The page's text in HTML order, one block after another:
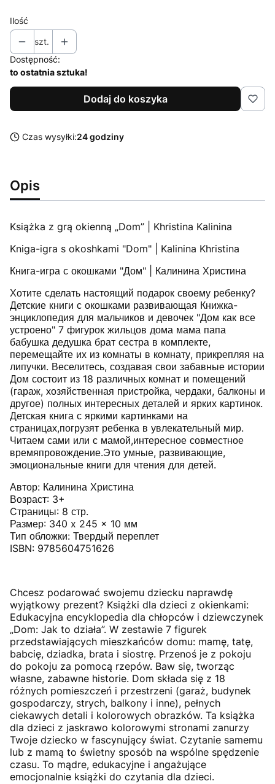
Ilość
szt.
Dostępność:
to ostatnia sztuka!
Dodaj do koszyka
Czas wysyłki:24 godziny
Opis
Książka z grą okienną „Dom” | Khristina Kalinina
Kniga-igra s okoshkami "Dom" | Kalinina Khristina
Книга-игра с окошками "Дом" | Калинина Христина
Хотите сделать настоящий подарок своему ребенку?
Детские книги с окошками развивающая Книжка-
энциклопедия для мальчиков и девочек "Дом как все
устроено" 7 фигурок жильцов дома мама папа
бабушка дедушка брат сестра в комплекте,
перемещайте их из комнаты в комнату, прикрепляя на
липучки. Веселитесь, создавая свои забавные истории
Дом состоит из 18 различных комнат и помещений
(гараж, хозяйственная пристройка, чердаки, балконы и
другое) полных интересных деталей и ярких картинок.
Детская книга с яркими картинками на
страницах,погрузят ребенка в увлекательный мир.
Читаем сами или с мамой,интересное совместное
времяпровождение.Это умные, развивающие,
эмоциональные книги для чтения для детей.
Автор: Калинина Христина
Возраст: 3+
Cтраницы: 8 стр.
Размер: 340 x 245 x 10 мм
Тип обложки: Твердый переплет
ISBN: 9785604751626
Chcesz podarować swojemu dziecku naprawdę
wyjątkowy prezent? Książki dla dzieci z okienkami:
Edukacyjna encyklopedia dla chłopców i dziewczynek
„Dom: Jak to działa”. W zestawie 7 figurek
przedstawiających mieszkańców domu: mamę, tatę,
babcię, dziadka, brata i siostrę. Przenoś je z pokoju
do pokoju za pomocą rzepów. Baw się, tworząc
własne, zabawne historie. Dom składa się z 18
różnych pomieszczeń i przestrzeni (garaż, budynek
gospodarczy, strych, balkony i inne), pełnych
ciekawych detali i kolorowych obrazków. Ta książka
dla dzieci z jaskrawo kolorowymi stronami zanurzy
Twoje dziecko w fascynujący świat. Czytanie samemu
lub z mamą to świetny sposób na wspólne spędzenie
czasu. To mądre, edukacyjne i angażujące
emocjonalnie książki do czytania dla dzieci.